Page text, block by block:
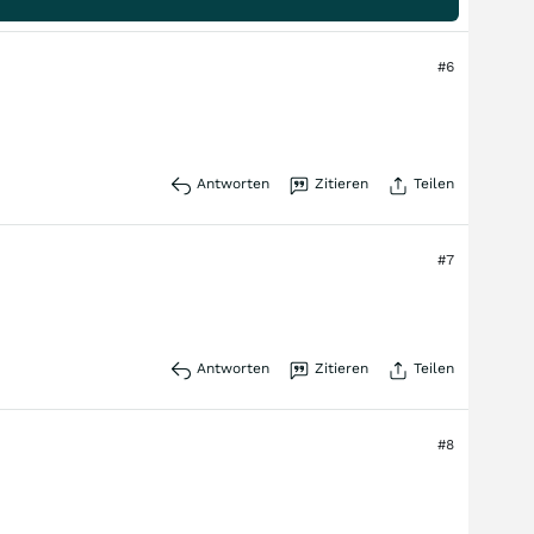
#6
Antworten Zitieren Teilen
#7
Antworten Zitieren Teilen
#8